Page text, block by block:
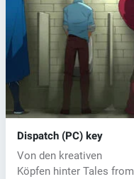
Dispatch (PC) key
Von den kreativen
Köpfen hinter Tales from